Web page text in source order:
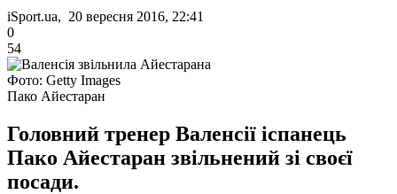
iSport.ua, 20 вересня 2016, 22:41
0
54
Фото: Getty Images
Пако Айестаран
Головний тренер Валенсії іспанець
Пако Айестаран звільнений зі своєї
посади.